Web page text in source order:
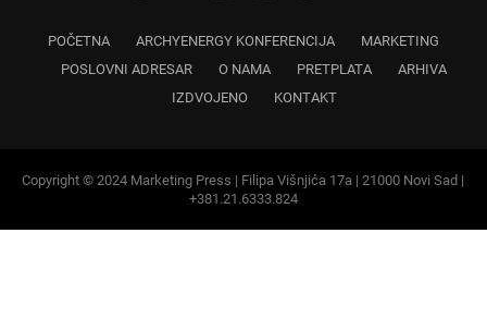
POČETNA ARCHYENERGY KONFERENCIJA
MARKETING
POSLOVNI ADRESAR
O NAMA PRETPLATA
ARHIVA
IZDVOJENO
KONTAKT
Copyright © 2024 Marketing Press | Filipa Višnjića 17a | 21000 Novi Sad |
+381.21.6333.824